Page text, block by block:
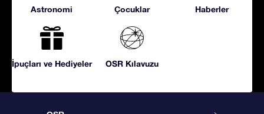
Astronomi Çocuklar Haberler
İpuçları ve Hediyeler OSR Kılavuzu